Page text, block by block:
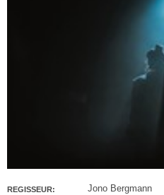
REGISSEUR: Jono Bergmann